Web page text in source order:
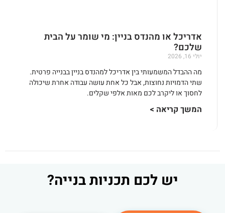
אדריכל או מהנדס בניין: מי שומר על הבית
שלכם?
יולי 16, 2026
מה ההבדל המשמעותי בין אדריכל למהנדס בניין בבנייה פרטית.
שתי הדמויות נחוצות, אבל כל אחת עושה עבודה אחרת שיכולה
לחסוך או ליקרב לכם מאות אלפי שקלים.
המשך קריאה >
יש לכם תכניות בנייה?